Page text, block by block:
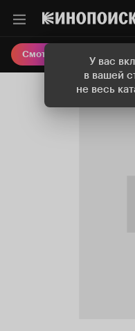
У вас
в вашей
не весь
Смотреть кино